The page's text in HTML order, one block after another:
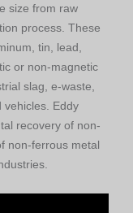
size from raw
process. These
tin, lead,
or non-magnetic
slag, e-waste,
vehicles. Eddy
recovery of non-
non-ferrous metal